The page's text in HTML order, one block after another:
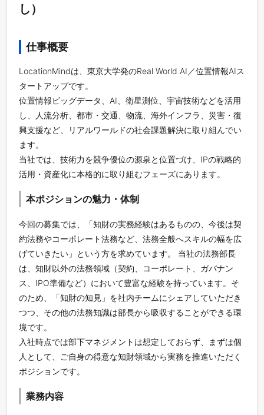
し）
仕事概要
LocationMindは、東京大学発のReal World AI／位置情報AIス
タートアップです。
位置情報ビッグデータ、AI、衛星測位、宇宙技術などを活用
し、人流分析、都市・交通、物流、海外インフラ、災害・復
興支援など、リアルワールドの社会課題解決に取り組んでい
ます。
当社では、技術力を競争優位の源泉と位置づけ、IPの戦略的
活用・資産化に本格的に取り組むフェーズにあります。
本ポジションの魅力・体制
今回の募集では、「知財の実務経験はあるものの、今後は契
約法務やコーポレート法務など、法務全般へスキルの幅を広
げていきたい」という方を求めています。 当社の法務部長
は、知財以外の法務領域（契約、コーポレート、ガバナン
ス、IPO準備など）において豊富な経験を持っています。そ
のため、「知財の知見」を社内チームにシェアしていただき
つつ、その他の法務知識は部長から吸収することができる環
境です。
入社時点では部下マネジメントは想定しておらず、まずは個
人として、ご自身の得意な知財領域から実務を推進いただく
ポジションです。
業務内容